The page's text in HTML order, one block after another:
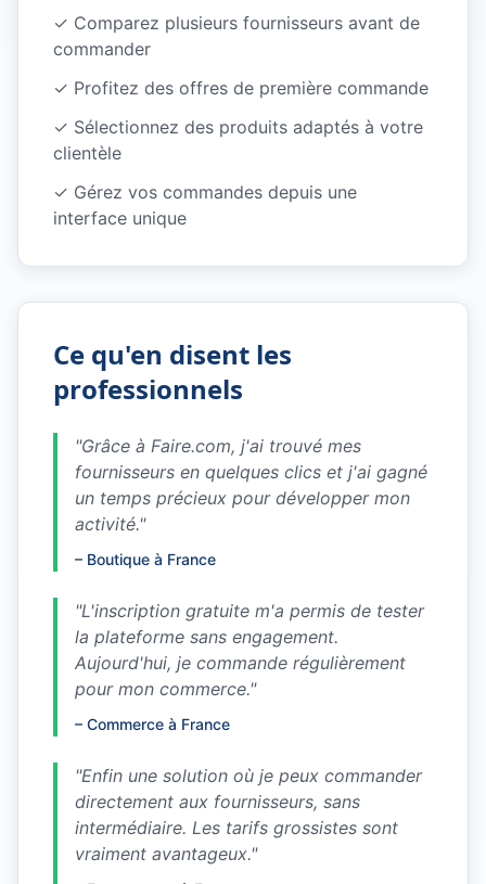
✓ Comparez plusieurs fournisseurs avant de
commander
✓ Profitez des offres de première commande
✓ Sélectionnez des produits adaptés à votre
clientèle
✓ Gérez vos commandes depuis une
interface unique
Ce qu'en disent les
professionnels
"Grâce à Faire.com, j'ai trouvé mes
fournisseurs en quelques clics et j'ai gagné
un temps précieux pour développer mon
activité."
– Boutique à France
"L'inscription gratuite m'a permis de tester
la plateforme sans engagement.
Aujourd'hui, je commande régulièrement
pour mon commerce."
– Commerce à France
"Enfin une solution où je peux commander
directement aux fournisseurs, sans
intermédiaire. Les tarifs grossistes sont
vraiment avantageux."